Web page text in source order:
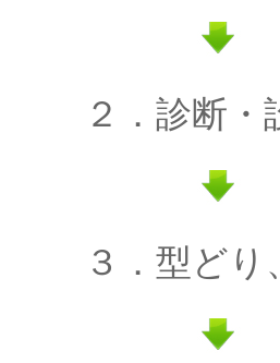
２．診断・
３．型ど